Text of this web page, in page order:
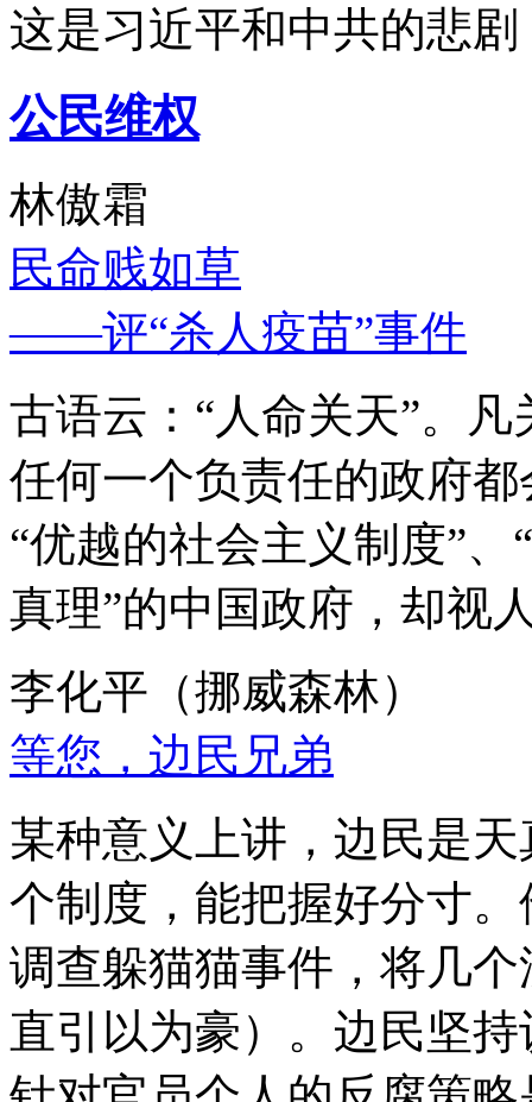
这是习近平和中共的悲
公民维权
林傲霜
民命贱如草
——评“杀人疫苗”事件
古语云：“人命关天”。
任何一个负责任的政府
“优越的社会主义制度”
真理”的中国政府，却视
李化平（挪威森林）
等您，边民兄弟
某种意义上讲，边民是
个制度，能把握好分寸
调查躲猫猫事件，将几
直引以为豪）。边民坚